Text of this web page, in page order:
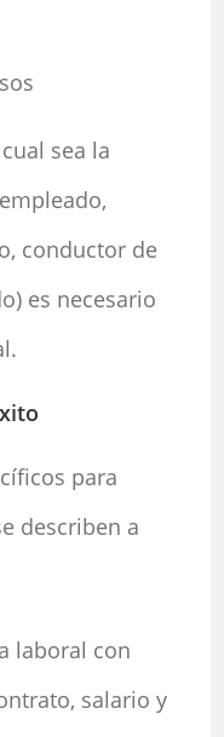
sea la
conductor de
es necesario
para
describen a
laboral con
salario y